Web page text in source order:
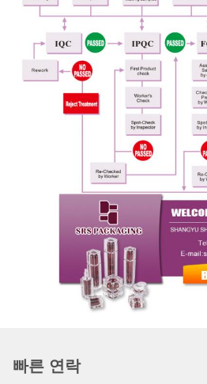
빠른 연락